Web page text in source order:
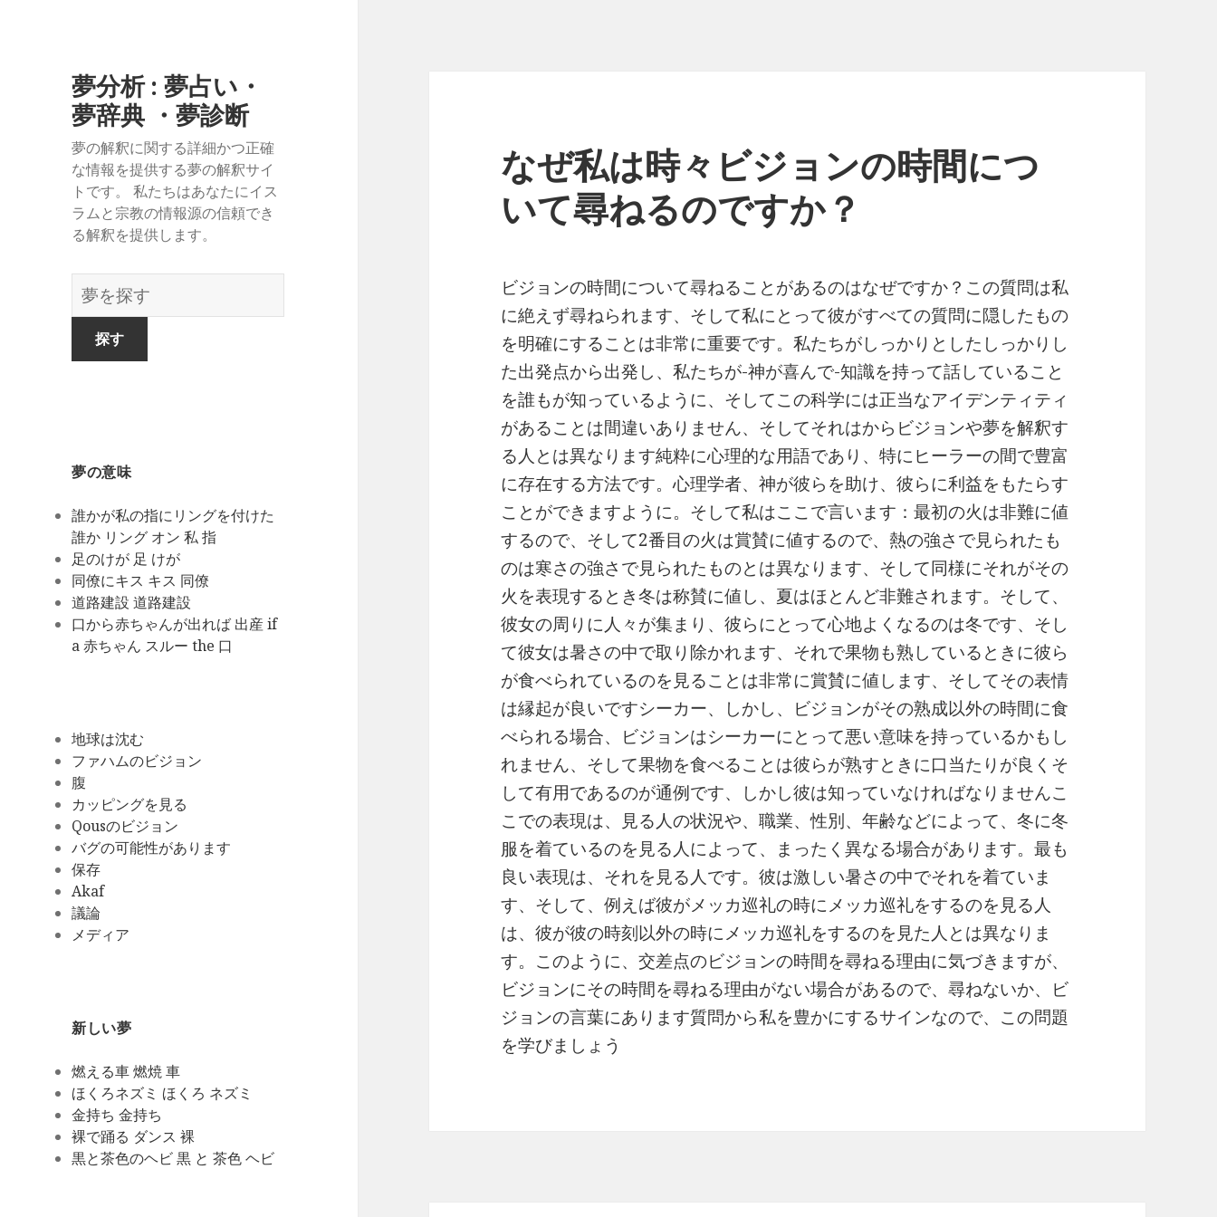
夢分析 : 夢占い・
夢辞典 ・夢診断
夢の解釈に関する詳細かつ正確
な情報を提供する夢の解釈サイ
トです。 私たちはあなたにイス
ラムと宗教の情報源の信頼でき
る解釈を提供します。
夢
の
夢の意味
誰かが私の指にリングを付けた
誰か リング オン 私 指
足のけが 足 けが
同僚にキス キス 同僚
道路建設 道路建設
口から赤ちゃんが出れば 出産 if
a 赤ちゃん スルー the 口
地球は沈む
ファハムのビジョン
腹
カッピングを見る
Qousのビジョン
バグの可能性があります
保存
Akaf
議論
メディア
新しい夢
燃える車 燃焼 車
ほくろネズミ ほくろ ネズミ
金持ち 金持ち
裸で踊る ダンス 裸
黒と茶色のヘビ 黒 と 茶色 ヘビ
なぜ私は時々ビジョンの時間につ
いて尋ねるのですか？
ビジョンの時間について尋ねることがあるのはなぜですか？この質問は私
に絶えず尋ねられます、そして私にとって彼がすべての質問に隠したもの
を明確にすることは非常に重要です。私たちがしっかりとしたしっかりし
た出発点から出発し、私たちが-神が喜んで-知識を持って話していること
を誰もが知っているように、そしてこの科学には正当なアイデンティティ
があることは間違いありません、そしてそれはからビジョンや夢を解釈す
る人とは異なります純粋に心理的な用語であり、特にヒーラーの間で豊富
に存在する方法です。心理学者、神が彼らを助け、彼らに利益をもたらす
ことができますように。そして私はここで言います：最初の火は非難に値
するので、そして2番目の火は賞賛に値するので、熱の強さで見られたも
のは寒さの強さで見られたものとは異なります、そして同様にそれがその
火を表現するとき冬は称賛に値し、夏はほとんど非難されます。そして、
彼女の周りに人々が集まり、彼らにとって心地よくなるのは冬です、そし
て彼女は暑さの中で取り除かれます、それで果物も熟しているときに彼ら
が食べられているのを見ることは非常に賞賛に値します、そしてその表情
は縁起が良いですシーカー、しかし、ビジョンがその熟成以外の時間に食
べられる場合、ビジョンはシーカーにとって悪い意味を持っているかもし
れません、そして果物を食べることは彼らが熟すときに口当たりが良くそ
して有用であるのが通例です、しかし彼は知っていなければなりませんこ
こでの表現は、見る人の状況や、職業、性別、年齢などによって、冬に冬
服を着ているのを見る人によって、まったく異なる場合があります。最も
良い表現は、それを見る人です。彼は激しい暑さの中でそれを着ていま
す、そして、例えば彼がメッカ巡礼の時にメッカ巡礼をするのを見る人
は、彼が彼の時刻以外の時にメッカ巡礼をするのを見た人とは異なりま
す。このように、交差点のビジョンの時間を尋ねる理由に気づきますが、
ビジョンにその時間を尋ねる理由がない場合があるので、尋ねないか、ビ
ジョンの言葉にあります質問から私を豊かにするサインなので、この問題
を学びましょう